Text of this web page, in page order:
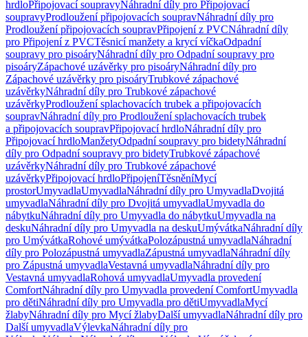
hrdloPřipojovací soupravyNáhradní díly pro Připojovací
soupravyProdloužení připojovacích soupravNáhradní díly pro
Prodloužení připojovacích soupravPřipojení z PVCNáhradní díly
pro Připojení z PVCTěsnicí manžety a krycí víčkaOdpadní
soupravy pro pisoáryNáhradní díly pro Odpadní soupravy pro
pisoáryZápachové uzávěrky pro pisoáryNáhradní díly pro
Zápachové uzávěrky pro pisoáryTrubkové zápachové
uzávěrkyNáhradní díly pro Trubkové zápachové
uzávěrkyProdloužení splachovacích trubek a připojovacích
soupravNáhradní díly pro Prodloužení splachovacích trubek
a připojovacích soupravPřipojovací hrdloNáhradní díly pro
Připojovací hrdloManžetyOdpadní soupravy pro bidetyNáhradní
díly pro Odpadní soupravy pro bidetyTrubkové zápachové
uzávěrkyNáhradní díly pro Trubkové zápachové
uzávěrkyPřipojovací hrdloPřipojeníTěsněníMycí
prostorUmyvadlaUmyvadlaNáhradní díly pro UmyvadlaDvojitá
umyvadlaNáhradní díly pro Dvojitá umyvadlaUmyvadla do
nábytkuNáhradní díly pro Umyvadla do nábytkuUmyvadla na
deskuNáhradní díly pro Umyvadla na deskuUmývátkaNáhradní díly
pro UmývátkaRohové umývátkaPolozápustná umyvadlaNáhradní
díly pro Polozápustná umyvadlaZápustná umyvadlaNáhradní díly
pro Zápustná umyvadlaVestavná umyvadlaNáhradní díly pro
Vestavná umyvadlaRohová umyvadlaUmyvadla provedení
ComfortNáhradní díly pro Umyvadla provedení ComfortUmyvadla
pro dětiNáhradní díly pro Umyvadla pro dětiUmyvadlaMycí
žlabyNáhradní díly pro Mycí žlabyDalší umyvadlaNáhradní díly pro
Další umyvadlaVýlevkaNáhradní díly pro